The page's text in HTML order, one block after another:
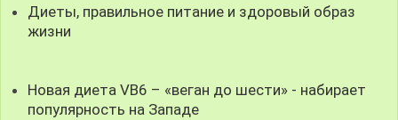
Диеты, правильное питание и здоровый образ
жизни
Новая диета VB6 – «веган до шести» - набирает
популярность на Западе